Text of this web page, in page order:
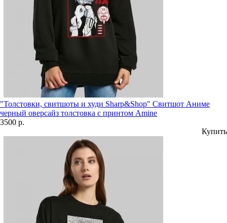
"Толстовки, свитшоты и худи Sharp&Shop" Свитшот Аниме
черный оверсайз толстовка с принтом Amine
3500 р.
Купить